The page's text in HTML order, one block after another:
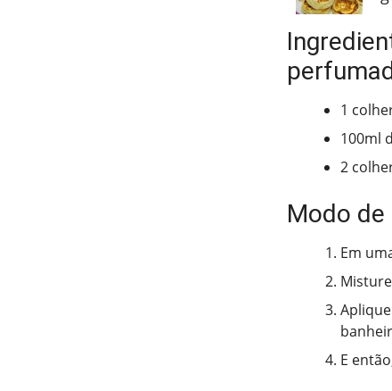
1
100ml
2
Modo
Em
E